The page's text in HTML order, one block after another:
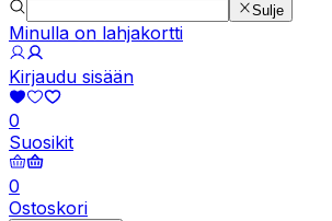
Sulje
Minulla on lahjakortti
Kirjaudu sisään
0
Suosikit
0
Ostoskori